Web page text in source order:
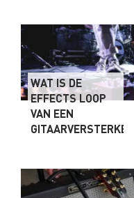
WAT IS DE
EFFECTS LOOP
VAN EEN
GITAARVERSTERKER?